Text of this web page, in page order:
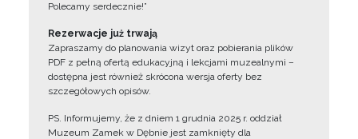
Polecamy serdecznie!”
Rezerwacje już trwają
Zapraszamy do planowania wizyt oraz pobierania plików
PDF z pełną ofertą edukacyjną i lekcjami muzealnymi –
dostępna jest również skrócona wersja oferty bez
szczegółowych opisów.
PS. Informujemy, że z dniem 1 grudnia 2025 r. oddział
Muzeum Zamek w Dębnie jest zamknięty dla